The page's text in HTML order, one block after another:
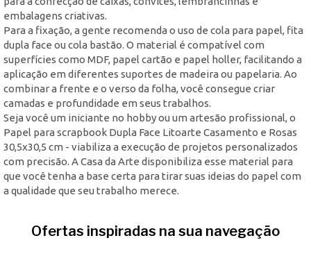
embalagens criativas.
Para a fixação, a gente recomenda o uso de cola para papel, fita
dupla face ou cola bastão. O material é compatível com
superfícies como MDF, papel cartão e papel holler, facilitando a
aplicação em diferentes suportes de madeira ou papelaria. Ao
combinar a frente e o verso da folha, você consegue criar
camadas e profundidade em seus trabalhos.
Seja você um iniciante no hobby ou um artesão profissional, o
Papel para scrapbook Dupla Face Litoarte Casamento e Rosas
30,5x30,5 cm - viabiliza a execução de projetos personalizados
com precisão. A Casa da Arte disponibiliza esse material para
que você tenha a base certa para tirar suas ideias do papel com
a qualidade que seu trabalho merece.
Ofertas inspiradas na sua navegação